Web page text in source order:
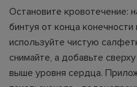
Остановите кровотечение:
бинтуя от конца
используйте чистую
снимайте, а добавьте
выше уровня сердца.